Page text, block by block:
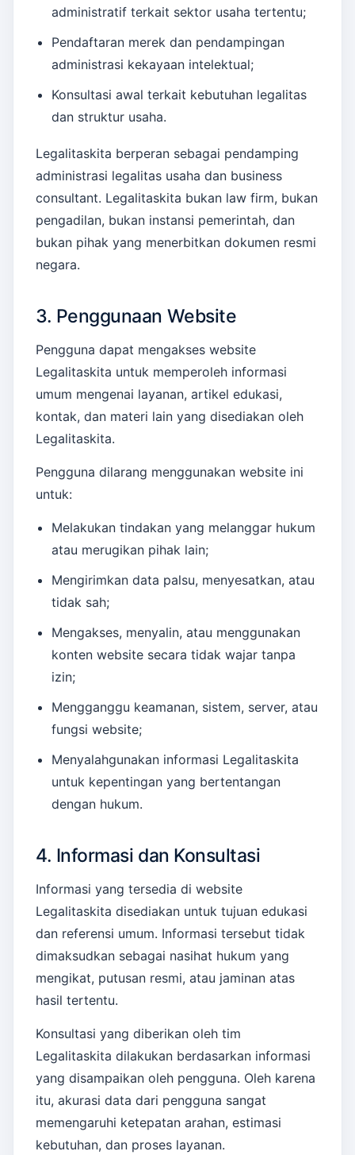
administratif terkait sektor usaha tertentu;
Pendaftaran merek dan pendampingan
administrasi kekayaan intelektual;
Konsultasi awal terkait kebutuhan legalitas
dan struktur usaha.
Legalitaskita berperan sebagai pendamping
administrasi legalitas usaha dan business
consultant. Legalitaskita bukan law firm, bukan
pengadilan, bukan instansi pemerintah, dan
bukan pihak yang menerbitkan dokumen resmi
negara.
3. Penggunaan Website
Pengguna dapat mengakses website
Legalitaskita untuk memperoleh informasi
umum mengenai layanan, artikel edukasi,
kontak, dan materi lain yang disediakan oleh
Legalitaskita.
Pengguna dilarang menggunakan website ini
untuk:
Melakukan tindakan yang melanggar hukum
atau merugikan pihak lain;
Mengirimkan data palsu, menyesatkan, atau
tidak sah;
Mengakses, menyalin, atau menggunakan
konten website secara tidak wajar tanpa
izin;
Mengganggu keamanan, sistem, server, atau
fungsi website;
Menyalahgunakan informasi Legalitaskita
untuk kepentingan yang bertentangan
dengan hukum.
4. Informasi dan Konsultasi
Informasi yang tersedia di website
Legalitaskita disediakan untuk tujuan edukasi
dan referensi umum. Informasi tersebut tidak
dimaksudkan sebagai nasihat hukum yang
mengikat, putusan resmi, atau jaminan atas
hasil tertentu.
Konsultasi yang diberikan oleh tim
Legalitaskita dilakukan berdasarkan informasi
yang disampaikan oleh pengguna. Oleh karena
itu, akurasi data dari pengguna sangat
memengaruhi ketepatan arahan, estimasi
kebutuhan, dan proses layanan.